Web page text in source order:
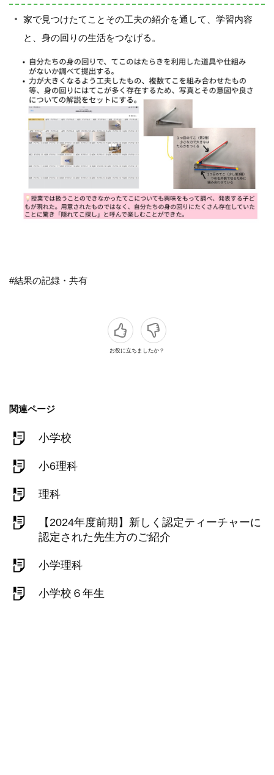
家で見つけたてことその工夫の紹介を通して、学習内容
と、身の回りの生活をつなげる。
#結果の記録・共有
お役に立ちましたか？
関連ページ
小学校
小6理科
理科
【2024年度前期】新しく認定ティーチャーに
認定された先生方のご紹介
小学理科
小学校６年生